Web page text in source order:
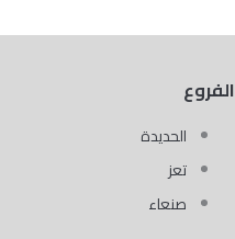
الفروع
الحديدة
تعز
صنعاء